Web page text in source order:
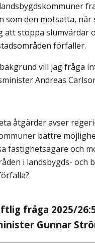
som den motsatta,
att stoppa slumvärdar
förfaller.
vill jag fråga
Andreas
åtgärder avser
bättre
fastighetsägare och
i landsbygds- och
fråga 2025/
Gunnar